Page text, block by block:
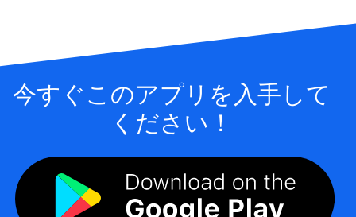
今すぐこのアプリを入手して
ください！